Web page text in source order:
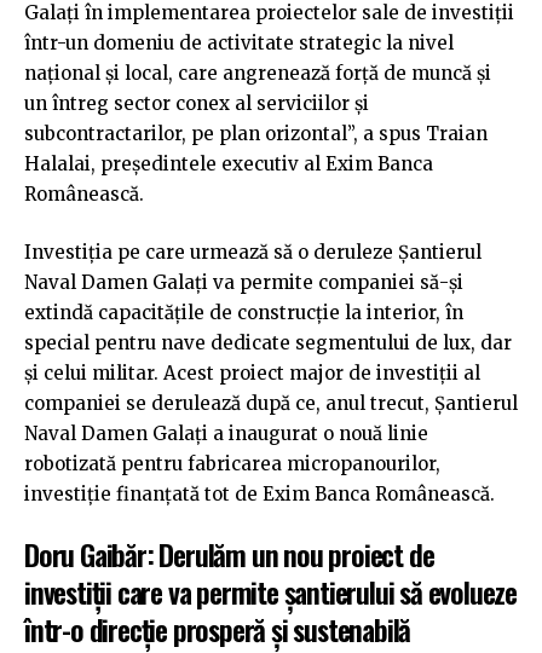
Galați în implementarea proiectelor sale de investiții
într-un domeniu de activitate strategic la nivel
național și local, care angrenează forță de muncă și
un întreg sector conex al serviciilor și
subcontractarilor, pe plan orizontal”, a spus Traian
Halalai, președintele executiv al Exim Banca
Românească.
Investiția pe care urmează să o deruleze Șantierul
Naval Damen Galați va permite companiei să-și
extindă capacitățile de construcție la interior, în
special pentru nave dedicate segmentului de lux, dar
și celui militar. Acest proiect major de investiții al
companiei se derulează după ce, anul trecut, Şantierul
Naval Damen Galaţi a inaugurat o nouă linie
robotizată pentru fabricarea micropanourilor,
investiție finanţată tot de Exim Banca Românească.
Doru Gaibăr: Derulăm un nou proiect de
investiții care va permite șantierului să evolueze
într-o direcţie prosperă şi sustenabilă